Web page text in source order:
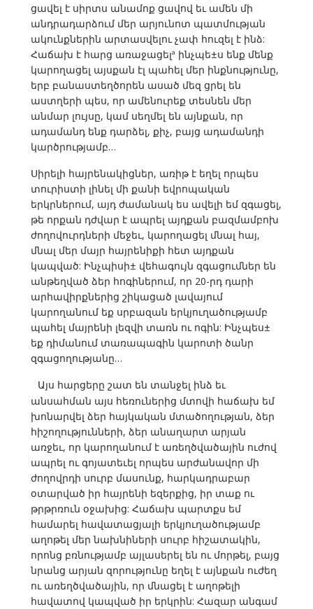
ցավել է սիրտս անամոք ցավով եւ ամեն մի
անդրադարձում մեր արյունոտ պատմության
ակունքներին արտասվելու չափ հուզել է ինձ:
Հաճախ է հարց առաջացելª ինչպե±ս ենք մենք
կարողացել այսքան էլ պահել մեր ինքնությունը,
երբ բանաստեղծորեն ասած մեզ ցրել են
աստղերի պես, որ ամենուրեք տեսնեն մեր
անմար լույսը, կամ սեղմել են այնքան, որ
ադամանդ ենք դարձել, քիչ, բայց ադամանդի
կարծրությամբ…
Սիրելի հայրենակիցներ, առիթ է եղել որպես
տուրիստի լինել մի քանի եվրոպական
երկրներում, այդ ժամանակ ես ավելի եմ զգացել,
թե որքան դժվար է ապրել այդքան բազմամբոխ
ժողովուրդների մեջեւ, կարողացել մնալ հայ,
մնալ մեր մայր հայրենիքի հետ այդքան
կապված: Ինչպիսի± վեհագույն զգացումներ են
անթեղված ձեր հոգիներում, որ 20-րդ դարի
արհավիրքներից շիկացած լավայում
կարողանում եք սրբազան երկյուղածությամբ
պահել մայրենի լեզվի տառն ու ոգին: Ինչպես±
եք դիմանում տառապագին կարոտի ծանր
զգացողությանը…
Այս հարցերը շատ են տանջել ինձ եւ
անսահման այս հեռուներից մտովի հաճախ եմ
խոնարվել ձեր հայկական մտածողության, ձեր
հիշողությունների, ձեր անաղարտ արյան
առջեւ, որ կարողանում է առեղծվածային ուժով
ապրել ու գոյատեւել որպես արժանավոր մի
ժողովրդի սուրբ մասունք, հարկադրաբար
օտարված իր հայրենի եզերքից, իր տաք ու
թրթրռուն օջախից: Հաճախ պարտքս եմ
համարել հավատացյալի երկյուղածությամբ
աղոթել մեր նախնիների սուրբ հիշատակին,
որոնց բռնությամբ այլասերել են ու մորթել, բայց
նրանց արյան զորությունը եղել է այնքան ուժեղ
ու առեղծվածային, որ մնացել է աղոթելի
հավատով կապված իր երկրին: Հազար անգամ